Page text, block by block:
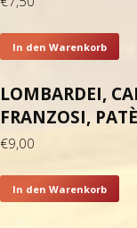
In den Warenkorb
LOMBARDEI,
FRANZOSI,
€9,00
In den Warenkorb